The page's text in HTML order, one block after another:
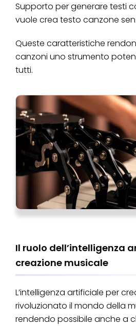
Supporto per generare testi
vuole crea testo canzone
Queste caratteristiche
canzoni uno strumento
tutti.
Il ruolo dell’intelligenza
creazione musicale
L’intelligenza artificiale per
rivoluzionato il mondo della
rendendo possibile anche a